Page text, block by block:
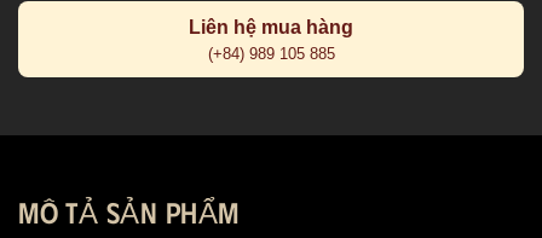
Liên hệ mua hàng
(+84) 989 105 885
MÔ TẢ SẢN PHẨM